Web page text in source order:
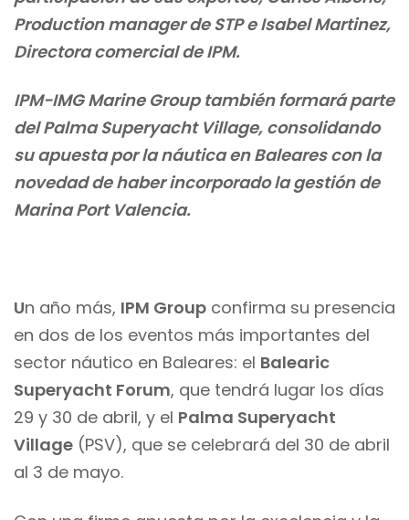
Production manager de STP e Isabel Martinez,
Directora comercial de IPM.
IPM-IMG Marine Group también formará parte
del Palma Superyacht Village, consolidando
su apuesta por la náutica en Baleares con la
novedad de haber incorporado la gestión de
Marina Port Valencia.
Un año más, IPM Group confirma su presencia
en dos de los eventos más importantes del
sector náutico en Baleares: el Balearic
Superyacht Forum, que tendrá lugar los días
29 y 30 de abril, y el Palma Superyacht
Village (PSV), que se celebrará del 30 de abril
al 3 de mayo.